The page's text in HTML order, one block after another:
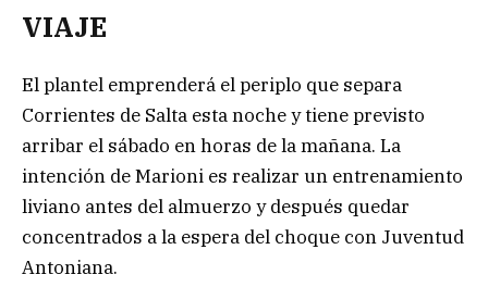
VIAJE
El plantel emprenderá el periplo que separa
Corrientes de Salta esta noche y tiene previsto
arribar el sábado en horas de la mañana. La
intención de Marioni es realizar un entrenamiento
liviano antes del almuerzo y después quedar
concentrados a la espera del choque con Juventud
Antoniana.